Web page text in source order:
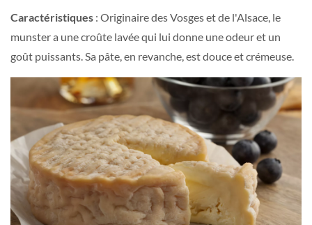
Caractéristiques : Originaire des Vosges et de l'Alsace, le
munster a une croûte lavée qui lui donne une odeur et un
goût puissants. Sa pâte, en revanche, est douce et crémeuse.